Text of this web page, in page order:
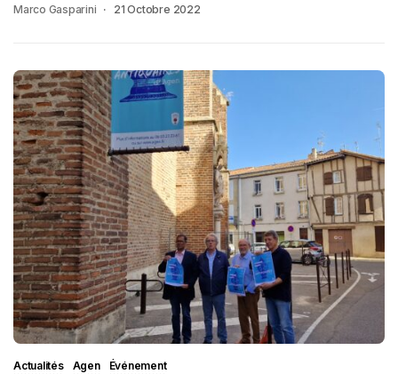
Marco Gasparini 21 Octobre 2022
Actualités Agen Événement